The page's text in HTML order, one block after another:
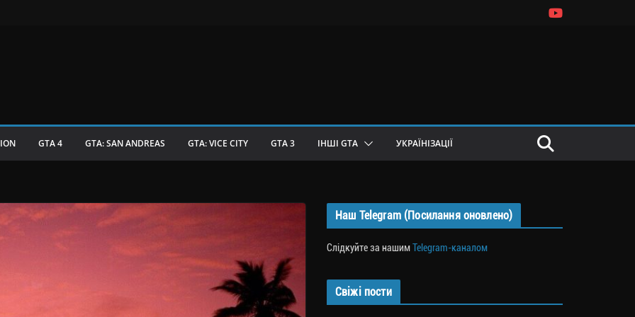
GTA 4 GTA: SAN ANDREAS GTA: VICE CITY GTA 3 ІНШІ GTA УКРАЇНІЗАЦІЇ
Наш Telegram (Посилання оновлено)
Слідкуйте за нашимTelegram-каналом
Свіжі пости